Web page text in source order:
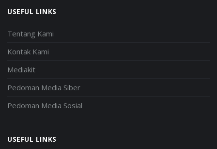
USEFUL LINKS
Tentang Kami
Kontak Kami
Mediakit
Pedoman Media Siber
Pedoman Media Sosial
USEFUL LINKS